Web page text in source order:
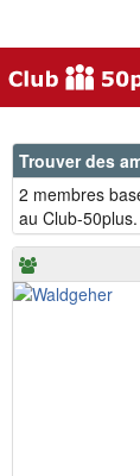
Trouver des
2 membres
au Club-50plus.